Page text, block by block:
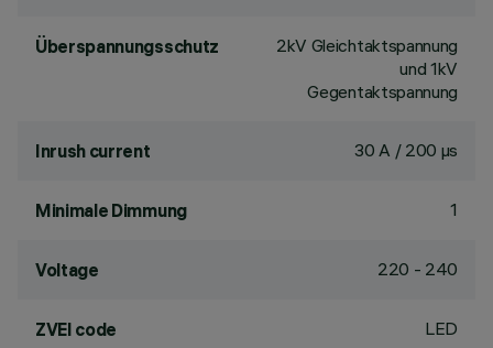
Überspannungsschutz
2kV Gleichtaktspannung
und 1kV
Gegentaktspannung
Inrush current 30 A / 200 µs
Minimale Dimmung 1
Voltage 220 - 240
ZVEI code LED